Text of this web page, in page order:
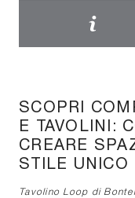
SCOPRI
E TAVOLINI:
CREARE
STILE UNICO
Tavolino Loop di